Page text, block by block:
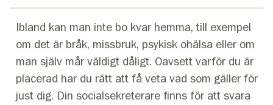
Ibland kan man inte bo kvar hemma, till exempel
om det är bråk, missbruk, psykisk ohälsa eller om
man själv mår väldigt dåligt. Oavsett varför du är
placerad har du rätt att få veta vad som gäller för
just dig. Din socialsekreterare finns för att svara